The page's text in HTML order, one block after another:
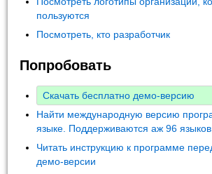
пользуются
Посмотреть, кто разработчик
Попробовать
Скачать бесплатно демо-версию
Найти международную версию
языке. Поддерживаются аж 96 языков
Читать инструкцию к программе
демо-версии